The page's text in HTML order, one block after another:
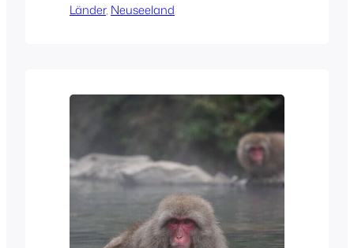
Länder, Neuseeland